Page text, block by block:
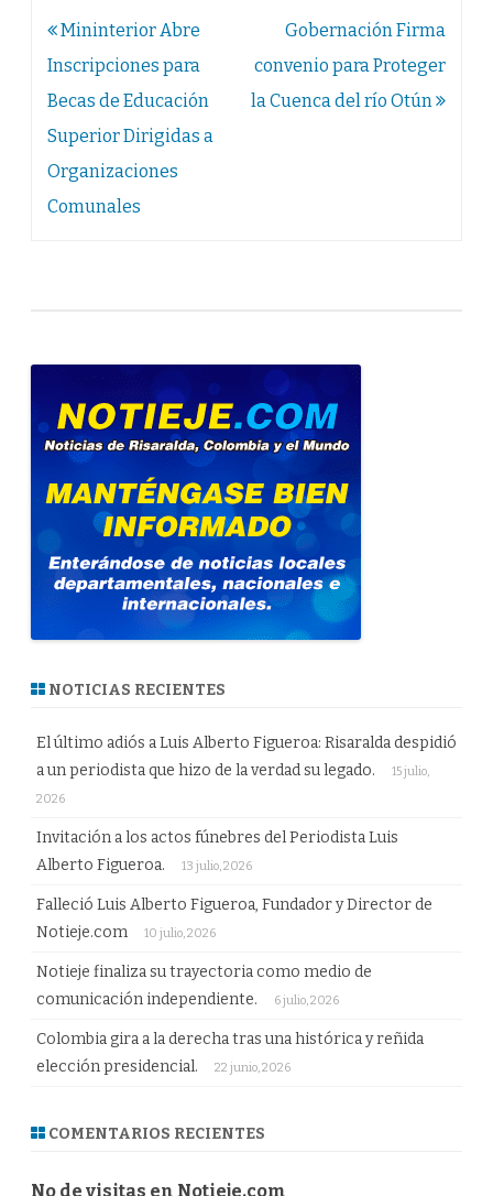
Navegación
de
entradas
Mininterior Abre
Inscripciones para
Becas de Educación
Superior Dirigidas a
Organizaciones
Comunales
Gobernación Firma
convenio para Proteger
la Cuenca del río Otún
NOTICIAS RECIENTES
El último adiós a Luis Alberto Figueroa: Risaralda despidió
a un periodista que hizo de la verdad su legado.
15 julio,
2026
Invitación a los actos fúnebres del Periodista Luis
Alberto Figueroa.
13 julio, 2026
Falleció Luis Alberto Figueroa, Fundador y Director de
Notieje.com
10 julio, 2026
Notieje finaliza su trayectoria como medio de
comunicación independiente.
6 julio, 2026
Colombia gira a la derecha tras una histórica y reñida
elección presidencial.
22 junio, 2026
COMENTARIOS RECIENTES
No de visitas en Notieje.com